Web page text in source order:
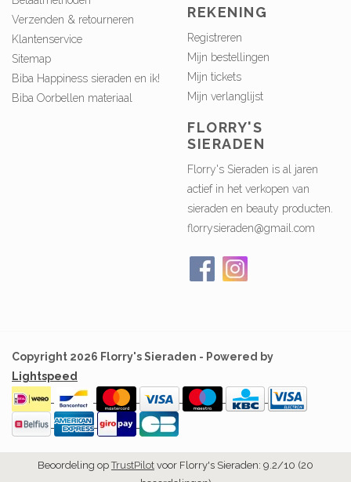
Verzenden & retourneren
Klantenservice
Sitemap
Biba Happiness sieraden en ik!
Biba Oorbellen materiaal
REKENING
Registreren
Mijn bestellingen
Mijn tickets
Mijn verlanglijst
FLORRY'S
SIERADEN
Florry's Sieraden is al jaren
actief in het verkopen van
sieraden en beauty producten.
florrysieraden@gmail.com
Copyright 2026 Florry's Sieraden - Powered by
Lightspeed
Beoordeling opTrustPilot voor Florry's Sieraden: 9.2/10 (20